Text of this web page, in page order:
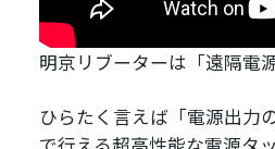
明京リブーターは「遠隔電
ひらたく言えば「電源出力